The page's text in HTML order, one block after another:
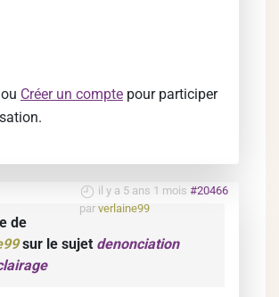
ou Créer un compte pour participer
il y a 5 ans 1 mois #20466
par verlaine99
de
sur le sujet denonciation